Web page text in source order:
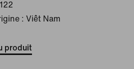
: Viêt Nam
produit